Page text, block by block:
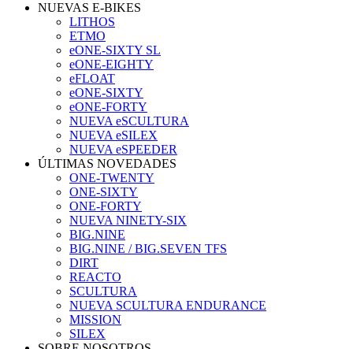
NUEVAS E-BIKES
LITHOS
ETMO
eONE-SIXTY SL
eONE-EIGHTY
eFLOAT
eONE-SIXTY
eONE-FORTY
NUEVA eSCULTURA
NUEVA eSILEX
NUEVA eSPEEDER
ÚLTIMAS NOVEDADES
ONE-TWENTY
ONE-SIXTY
ONE-FORTY
NUEVA NINETY-SIX
BIG.NINE
BIG.NINE / BIG.SEVEN TFS
DIRT
REACTO
SCULTURA
NUEVA SCULTURA ENDURANCE
MISSION
SILEX